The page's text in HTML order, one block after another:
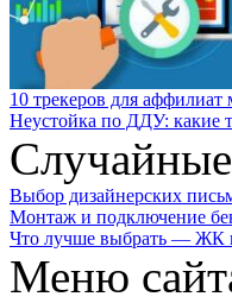
10 трекеров для
Неустойка по ДДУ: какие
Выбор дизайнерских
Монтаж и подключение
Что лучше выбрать — ЖК
Меню